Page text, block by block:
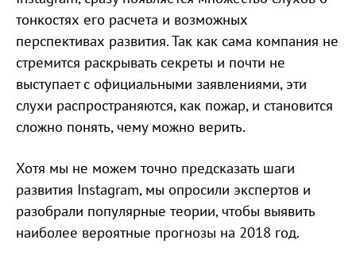
тонкостях его расчета и возможных
перспективах развития. Так как сама компания не
стремится раскрывать секреты и почти не
выступает с официальными заявлениями, эти
слухи распространяются, как пожар, и становится
сложно понять, чему можно верить.
Хотя мы не можем точно предсказать шаги
развития Instagram, мы опросили экспертов и
разобрали популярные теории, чтобы выявить
наиболее вероятные прогнозы на 2018 год.